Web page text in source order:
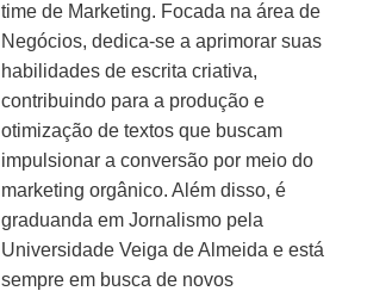
time de Marketing. Focada na área de
Negócios, dedica-se a aprimorar suas
habilidades de escrita criativa,
contribuindo para a produção e
otimização de textos que buscam
impulsionar a conversão por meio do
marketing orgânico. Além disso, é
graduanda em Jornalismo pela
Universidade Veiga de Almeida e está
sempre em busca de novos